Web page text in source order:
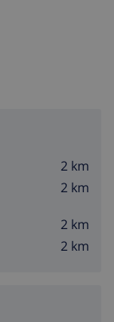
2 km
2 km
2 km
2 km